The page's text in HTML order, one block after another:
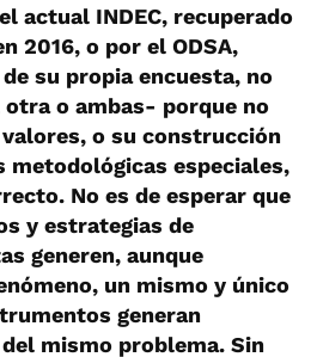
actual INDEC, recuperado
2016, o por el ODSA,
su propia encuesta, no
o ambas- porque no
o su construcción
metodológicas especiales,
No es de esperar que
y estrategias de
generen, aunque
un mismo y único
generan
mismo problema. Sin